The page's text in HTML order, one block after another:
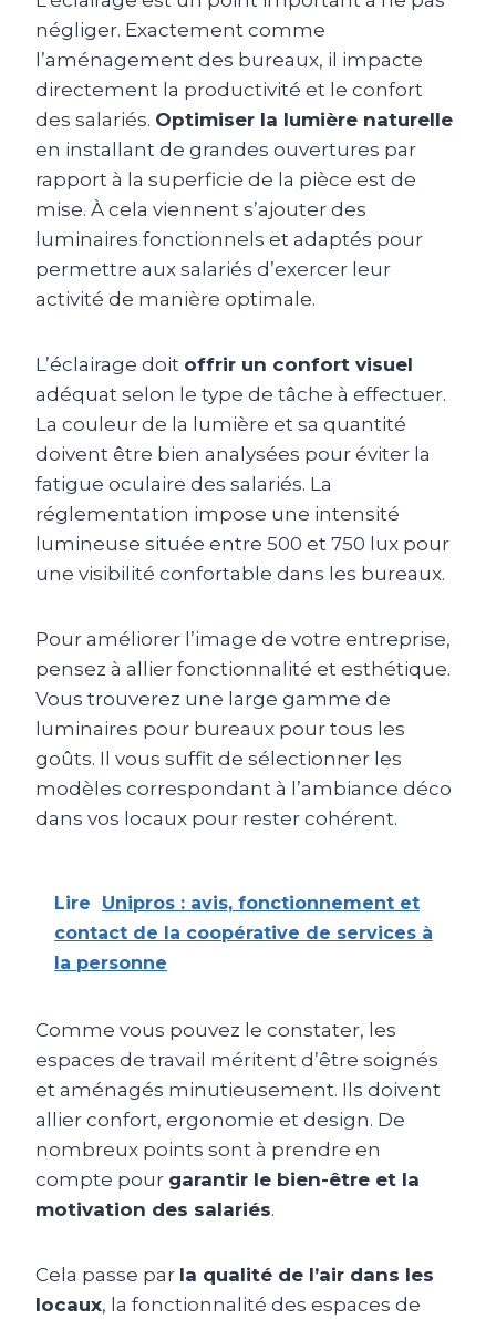
négliger. Exactement comme
l’aménagement des bureaux, il impacte
directement la productivité et le confort
des salariés. Optimiser la lumière naturelle
en installant de grandes ouvertures par
rapport à la superficie de la pièce est de
mise. À cela viennent s’ajouter des
luminaires fonctionnels et adaptés pour
permettre aux salariés d’exercer leur
activité de manière optimale.
L’éclairage doit offrir un confort visuel
adéquat selon le type de tâche à effectuer.
La couleur de la lumière et sa quantité
doivent être bien analysées pour éviter la
fatigue oculaire des salariés. La
réglementation impose une intensité
lumineuse située entre 500 et 750 lux pour
une visibilité confortable dans les bureaux.
Pour améliorer l’image de votre entreprise,
pensez à allier fonctionnalité et esthétique.
Vous trouverez une large gamme de
luminaires pour bureaux pour tous les
goûts. Il vous suffit de sélectionner les
modèles correspondant à l’ambiance déco
dans vos locaux pour rester cohérent.
Lire
Unipros : avis, fonctionnement et
contact de la coopérative de services à
la personne
Comme vous pouvez le constater, les
espaces de travail méritent d’être soignés
et aménagés minutieusement. Ils doivent
allier confort, ergonomie et design. De
nombreux points sont à prendre en
compte pour garantir le bien-être et la
motivation des salariés.
Cela passe par la qualité de l’air dans les
locaux, la fonctionnalité des espaces de